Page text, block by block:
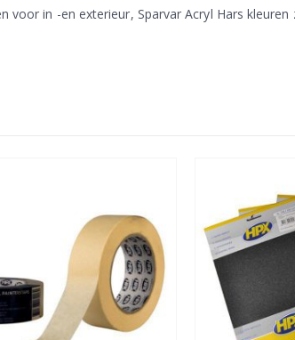
in -en exterieur, Sparvar Acryl Hars